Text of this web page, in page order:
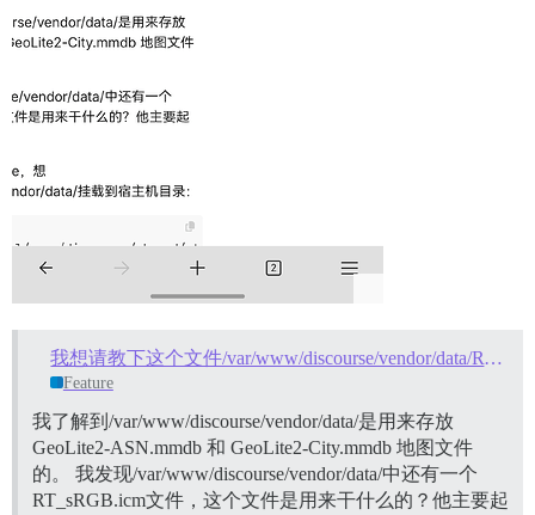
我想请教下这个文件/var/www/discourse/vendor/data/RT_sRGB.icm是用来干什么的？
Feature
我了解到/var/www/discourse/vendor/data/是用来存放
GeoLite2-ASN.mmdb 和 GeoLite2-City.mmdb 地图文件
的。 我发现/var/www/discourse/vendor/data/中还有一个
RT_sRGB.icm文件，这个文件是用来干什么的？他主要起